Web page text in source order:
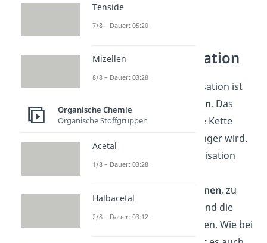
Kettenpolymerisation
Die radikalische Polymerisation ist
eineKettenpolymerisation. Das
heißt, dass die wachsende Kette
länger wird.
Neben der Kettenpolymerisation
Stufenwachstumsreaktionen, zu
und die
Polykondensation
gehören. Wie bei
Tenside
7/8 – Dauer: 05:20
Mizellen
8/8 – Dauer: 03:28
Organische Chemie
Organische Stoffgruppen
Acetal
1/8 – Dauer: 03:28
Halbacetal
2/8 – Dauer: 03:12